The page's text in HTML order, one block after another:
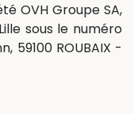
OVH Groupe SA,
sous le numéro
59100 ROUBAIX -